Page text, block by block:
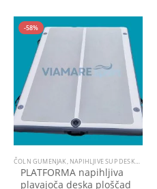
-58%
ČOLN GUMENJAK, NAPIHLJIVE SUP DESKE IN PLATFORME
PLATFORMA napihljiva
plavajoča deska ploščad